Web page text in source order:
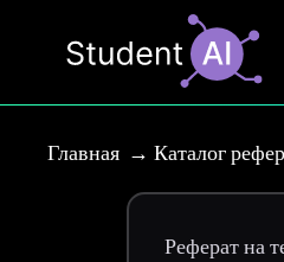
Главная Каталог
Реферат на